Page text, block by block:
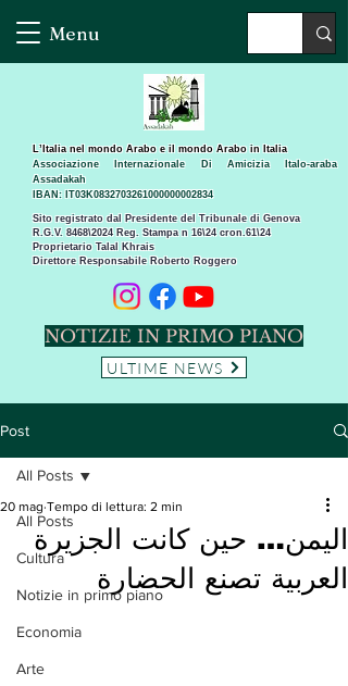
Menu
Sito registrato dal Presidente del Tribunale di Genova
R.G.V. 8468\2024 Reg. Stampa n 16\24 cron.61\24 ​
Proprietario Talal Khrais
Direttore Responsabile Roberto Roggero
L’Italia nel mondo Arabo e il mondo Arabo in Italia
Associazione Internazionale Di Amicizia Italo-araba
Assadakah
IBAN: IT03K0832703261000000002834
NOTIZIE IN PRIMO PIANO
ULTIME NEWS
Post
All Posts
Cultura
Notizie in primo piano
Economia
Arte
All Posts
اليمن… حين كانت الجزيرة
العربية تصنع الحضارة
20 mag Tempo di lettura: 2 min